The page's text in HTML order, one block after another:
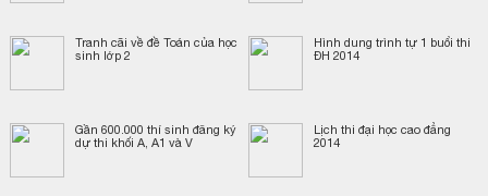
Tranh cãi về đề Toán của học
sinh lớp 2
Hình dung trình tự 1 buổi thi
ĐH 2014
Gần 600.000 thí sinh đăng ký
dự thi khối A, A1 và V
Lịch thi đại học cao đẳng
2014